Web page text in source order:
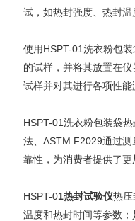
试，如热封强度、热封
使用HSPT-01洗衣粉包
的试样，并将其放置在
试样并对其进行各项性
HSPT-01洗衣粉包装袋
法、ASTM F2029通过
靠性，为消费者提供了
HSPT-01热封试验仪热
温度和热封时间等参数